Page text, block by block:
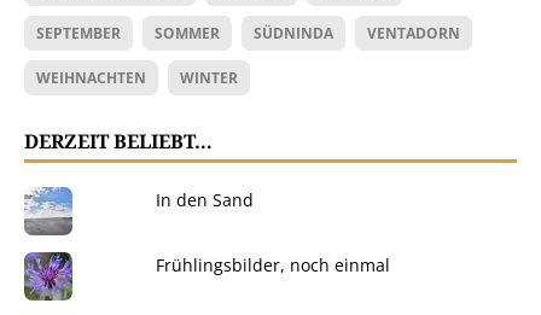
SEPTEMBER SOMMER SÜDNINDA VENTADORN
WEIHNACHTEN WINTER
DERZEIT BELIEBT…
In den Sand
Frühlingsbilder, noch einmal